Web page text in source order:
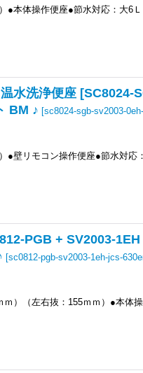
●本体操作便座●節水対応：大
水洗浄便座 [SC8024-
BM ♪ [sc8024-sgb-sv2003-
●壁リモコン操作便座●節水対
PGB + SV2003-
[sc0812-pgb-sv2003-1eh-jcs-
）（左右抜：155ｍｍ）●本